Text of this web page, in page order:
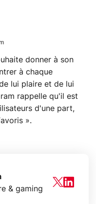
donner à son
à chaque
lui plaire et de lui
rappelle qu'il est
d'une part,
».
& gaming